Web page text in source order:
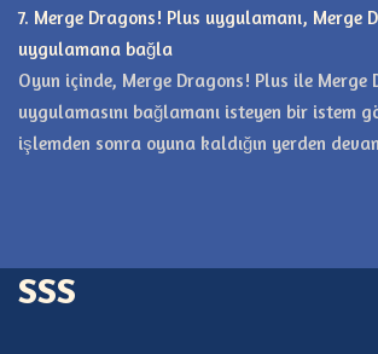
7. Merge Dragons! Plus uygulamanı, Merge
uygulamana bağla
Oyun içinde, Merge Dragons! Plus ile Merge
uygulamasını bağlamanı isteyen bir istem
işlemden sonra oyuna kaldığın yerden
SSS